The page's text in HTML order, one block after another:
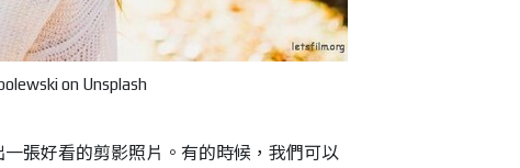
on Unsplash
張好看的剪影照片。有的時候，我們可以